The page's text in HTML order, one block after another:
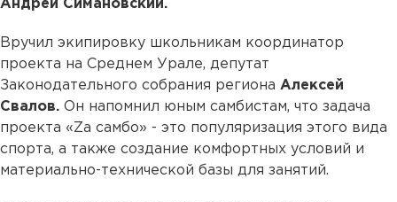
Андрей Симановский.
Вручил экипировку школьникам координатор
проекта на Среднем Урале, депутат
Законодательного собрания региона Алексей
Свалов. Он напомнил юным самбистам, что задача
проекта «Za самбо» - это популяризация этого вида
спорта, а также создание комфортных условий и
материально-технической базы для занятий.